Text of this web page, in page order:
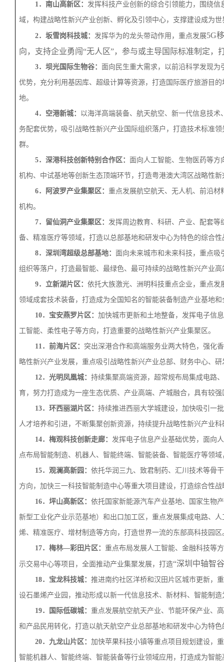
1．南山高新区： 发挥科技产业创新的综合引领能力，围绕
域，构建战略性新兴产业创新、孵化及引领中心，支撑建设成为
2．坂雪岗科技城： 发挥华为的龙头带动作用，重点发展5G
向，支持企业勇闯“无人区”，参与或主导国际标准制定，
3．坝光国际生物谷： 面向民生重大需求，以前沿科学发现
优势，充分利用基因库、超级计算等资源，打造国际医疗旅游目
地。
4．空港新城： 以海洋高端装备、航天航空、新一代信息技
务配套优势，吸引战略性新兴产业国际组织落户，打造技术标准
群。
5．深港科技创新特别合作区： 面向人工智能、生物医药等
机构、中试基地等创新生态顶端环节，打造粤港澳大湾区战略性
6．阿波罗产业集聚区： 重点发展航空航天、无人机、前沿
机构。
7．留仙洞产业集聚区： 发挥周边教育、科研、产业、配套
备、精准医疗等领域，打造以总部基地和研发中心为特色的综合
8．深圳湾超级总部基地： 面向未来城市和未来科技，重点
组织等落户，打造最智能、最绿色、最可持续的战略性新兴产业
9．立新湖片区： 依托大族激光、洲明科技重点企业，重点
领域成套技术装备，打造成为全国知名的智能装备制造产业基地
10．宝安燕罗片区： 加快城市更新和土地整备，发挥电子信
工智能、柔性电子等方向，打造重要的战略性新兴产业集聚区。
11．前海片区： 突出深港合作和高端服务业两大特色，强化
略性新兴产业发展，重点吸引战略性新兴产业总部、财务中心、
12．光明凤凰城： 持续集聚高端资源，超常规布局集成电路
育，努力打造成为一座生态优质、产业高端、产城融合，具有较
13．环西丽湖片区： 持续推进西丽大学城建设，加快吸引一
人才培养和引进，不断集聚创新资源，持续提升战略性新兴产业
14．梅观科技创新走廊： 发挥电子信息产业基础优势，面向
点布局智能制造、机器人、智能终端、智能装备、智能医疗等领
15．观澜高新园： 依托华润三九、致君制药、汇川技术等骨
方向，加快三一科技智能制造中心等重大项目建设，打造综合性
16．坪山高新区： 依托国家新能源汽车产业基地、国家生物
新型工业化产业示范基地）和出口加工区，重点发展集成电路、
烯、精准医疗、增材制造等方向，打造世界一流的东部高科技园区
17．梅林—彩田片区： 重点布局发展人工智能、金融科技等
示交易中心等项目，全面推动产业集聚发展，打造“深圳中轴智
18．宝龙科技城： 推进南约社区洋桥和汉田片区城市更新，
设石墨烯产业园，推动形成以新一代信息技术、新材料、智能制
19．国际低碳城： 重点发展航空航天产业、节能环保产业、
和产品民用转化，打造以航天航空产业总部基地和研发中心为特
20．九龙山片区： 加快苹果科技小镇等重点项目规划建设，
智能机器人、智能终端、智能装备等行业领域应用，打造成为智